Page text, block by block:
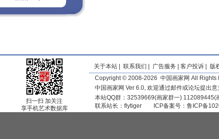
扫一扫 加关注
享手机艺术数据库
关于本站 联系我们 广告服务 客户投诉
版
Copyright © 2008-2026 中国画家网 All Rights
中国画家网 Ver 6.0, 欢迎通过邮件或论坛提出
本站QQ群：32539669(画家群一)
联系站长： flytiger ICP备案号： 鲁ICP备